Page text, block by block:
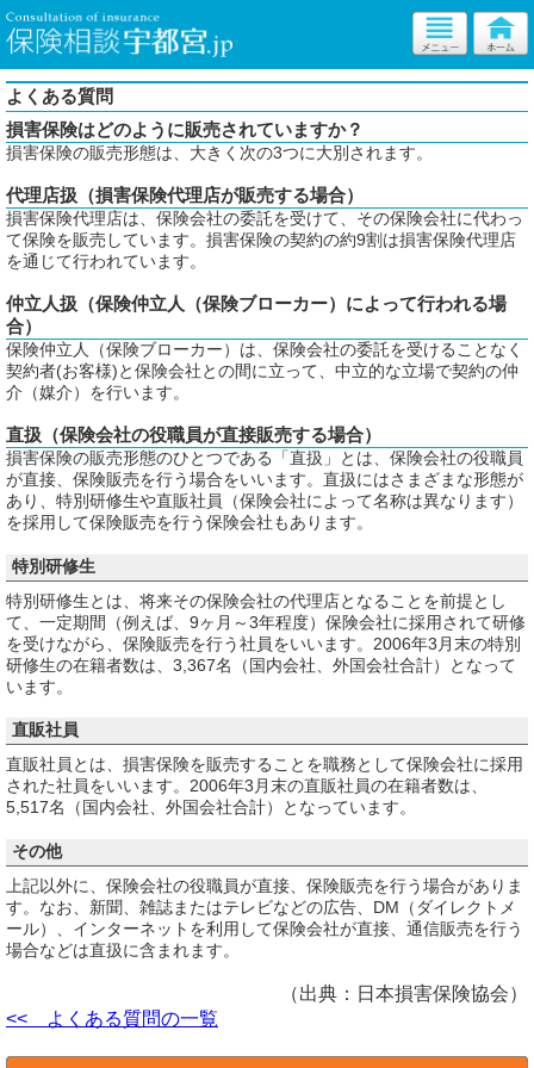
よくある質問
損害保険はどのように販売されていますか？
損害保険の販売形態は、大きく次の3つに大別されます。
代理店扱（損害保険代理店が販売する場合）
損害保険代理店は、保険会社の委託を受けて、その保険会社に代わっ
て保険を販売しています。損害保険の契約の約9割は損害保険代理店
を通じて行われています。
仲立人扱（保険仲立人（保険ブローカー）によって行われる場
合）
保険仲立人（保険ブローカー）は、保険会社の委託を受けることなく
契約者(お客様)と保険会社との間に立って、中立的な立場で契約の仲
介（媒介）を行います。
直扱（保険会社の役職員が直接販売する場合）
損害保険の販売形態のひとつである「直扱」とは、保険会社の役職員
が直接、保険販売を行う場合をいいます。直扱にはさまざまな形態が
あり、特別研修生や直販社員（保険会社によって名称は異なります）
を採用して保険販売を行う保険会社もあります。
特別研修生
特別研修生とは、将来その保険会社の代理店となることを前提とし
て、一定期間（例えば、9ヶ月～3年程度）保険会社に採用されて研修
を受けながら、保険販売を行う社員をいいます。2006年3月末の特別
研修生の在籍者数は、3,367名（国内会社、外国会社合計）となって
います。
直販社員
直販社員とは、損害保険を販売することを職務として保険会社に採用
された社員をいいます。2006年3月末の直販社員の在籍者数は、
5,517名（国内会社、外国会社合計）となっています。
その他
上記以外に、保険会社の役職員が直接、保険販売を行う場合がありま
す。なお、新聞、雑誌またはテレビなどの広告、DM（ダイレクトメ
ール）、インターネットを利用して保険会社が直接、通信販売を行う
場合などは直扱に含まれます。
（出典：日本損害保険協会）
<< よくある質問の一覧